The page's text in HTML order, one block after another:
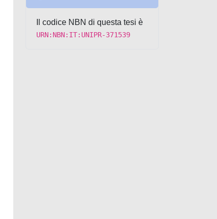
Il codice NBN di questa tesi è
URN:NBN:IT:UNIPR-371539